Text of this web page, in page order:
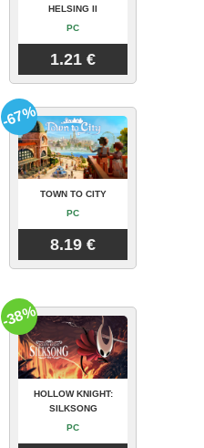
HELSING II
PC
1.21 €
TOWN TO CITY
PC
8.19 €
-67%
HOLLOW KNIGHT:
SILKSONG
PC
-38%